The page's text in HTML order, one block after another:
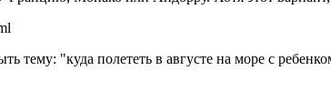
тему: "куда полететь в августе на море с